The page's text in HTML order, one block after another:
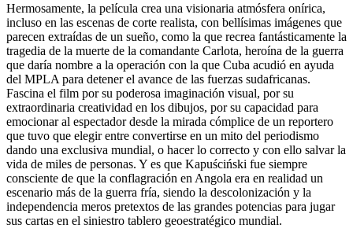
Hermosamente, la película crea una visionaria atmósfera onírica,
incluso en las escenas de corte realista, con bellísimas imágenes que
parecen extraídas de un sueño, como la que recrea fantásticamente la
tragedia de la muerte de la comandante Carlota, heroína de la guerra
que daría nombre a la operación con la que Cuba acudió en ayuda
del MPLA para detener el avance de las fuerzas sudafricanas.
Fascina el film por su poderosa imaginación visual, por su
extraordinaria creatividad en los dibujos, por su capacidad para
emocionar al espectador desde la mirada cómplice de un reportero
que tuvo que elegir entre convertirse en un mito del periodismo
dando una exclusiva mundial, o hacer lo correcto y con ello salvar la
vida de miles de personas. Y es que Kapuściński fue siempre
consciente de que la conflagración en Angola era en realidad un
escenario más de la guerra fría, siendo la descolonización y la
independencia meros pretextos de las grandes potencias para jugar
sus cartas en el siniestro tablero geoestratégico mundial.